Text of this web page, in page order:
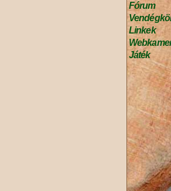
Fórum
Linkek
Játék